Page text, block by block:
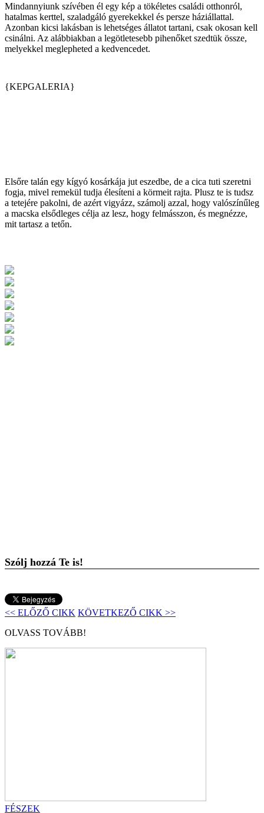
Mindannyiunk szívében él egy kép a tökéletes családi otthonról,
hatalmas kerttel, szaladgáló gyerekekkel és persze háziállattal.
Azonban kicsi lakásban is lehetséges állatot tartani, csak okosan kell
csinálni. Az alábbiakban a legötletesebb pihenőket szedtük össze,
melyekkel meglepheted a kedvencedet.
{KEPGALERIA}
Elsőre talán egy kígyó kosárkája jut eszedbe, de a cica tuti szeretni
fogja, mivel remekül tudja élesíteni a körmeit rajta. Plusz te is tudsz
a tetejére pakolni, de azért vigyázz, számolj azzal, hogy valószínűleg
a macska elsődleges célja az lesz, hogy felmásszon, és megnézze,
mit tartasz a tetőn.
Szólj hozzá Te is!
<< ELŐZŐ CIKK KÖVETKEZŐ CIKK >>
OLVASS TOVÁBB!
FÉSZEK